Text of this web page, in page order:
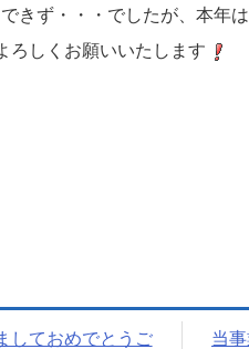
きず・・・でしたが、本年
ろしくお願いいたします
ておめでとうご
当